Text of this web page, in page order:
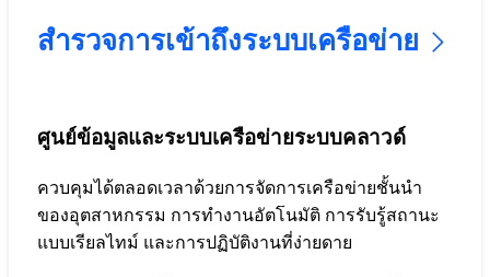
สำรวจการเข้าถึงระบบเครือข่าย
ศูนย์ข้อมูลและระบบเครือข่ายระบบคลาวด์
ควบคุมได้ตลอดเวลาด้วยการจัดการเครือข่ายชั้นนำ
ของอุตสาหกรรม การทำงานอัตโนมัติ การรับรู้สถานะ
แบบเรียลไทม์ และการปฏิบัติงานที่ง่ายดาย